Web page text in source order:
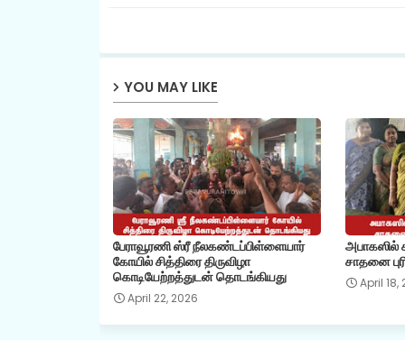
YOU MAY LIKE
பேராவூரணி ஸ்ரீ நீலகண்டப்பிள்ளையார்
கோயில் சித்திரை திருவிழா
கொடியேற்றத்துடன் தொடங்கியது
April 22, 2026
அபாகஸில்
சாதனை
April 18,